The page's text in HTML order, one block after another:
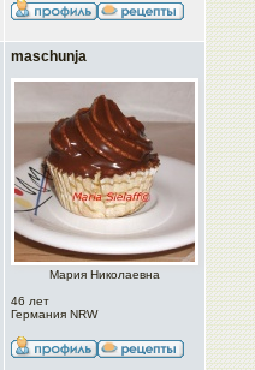
maschunja
Мария Николаевна
46 лет
Германия NRW